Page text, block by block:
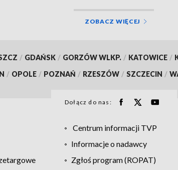
ZOBACZ WIĘCEJ
/ GDAŃSK / GORZÓW WLKP. / KATOWICE /
/ OPOLE / POZNAŃ / RZESZÓW / SZCZECIN /
Dołącz do nas:
Centrum informacji TVP
Informacje o nadawcy
Zgłoś program (ROPAT)